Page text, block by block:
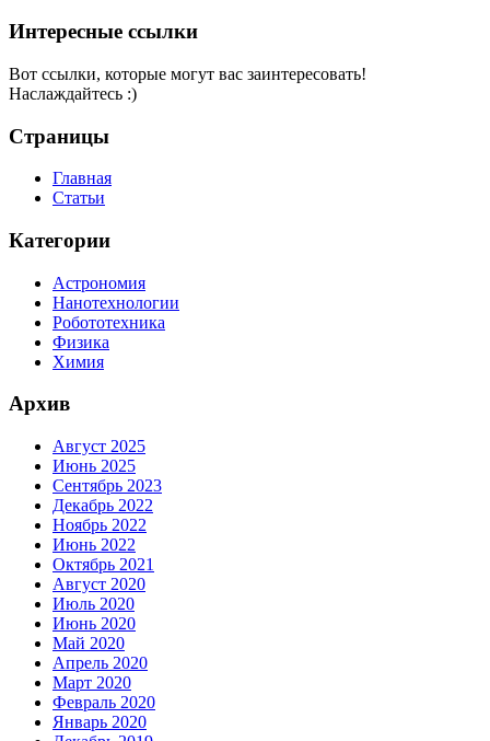
Интересные ссылки
Вот ссылки, которые могут вас заинтересовать!
Наслаждайтесь :)
Страницы
Главная
Статьи
Категории
Астрономия
Нанотехнологии
Робототехника
Физика
Химия
Архив
Август 2025
Июнь 2025
Сентябрь 2023
Декабрь 2022
Ноябрь 2022
Июнь 2022
Октябрь 2021
Август 2020
Июль 2020
Июнь 2020
Май 2020
Апрель 2020
Март 2020
Февраль 2020
Январь 2020